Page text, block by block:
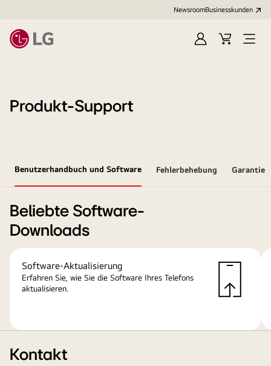
NewsroomBusinesskunden
AnmeldenWarenkorb
Menü
Produkt-Support
Benutzerhandbuch und Software Fehlerbehebung Garantie
Beliebte Software-
Downloads
Software-Aktualisierung
Erfahren Sie, wie Sie die Software Ihres Telefons
aktualisieren.
Kontakt